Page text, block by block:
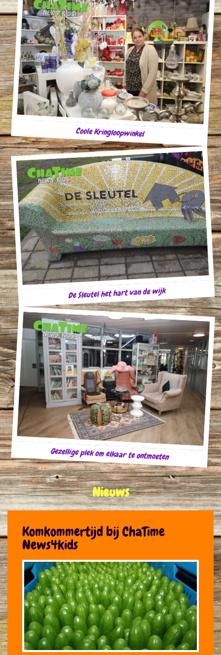
Coole Kringloopwinkel
De Sleutel het hart van de wijk
Gezellige plek om elkaar te ontmoeten
Nieuws
Komkommertijd bij ChaTime
News4kids